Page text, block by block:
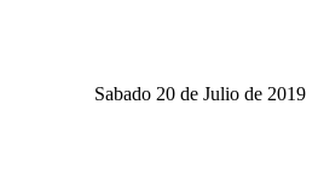
Sabado 20 de Julio de 2019